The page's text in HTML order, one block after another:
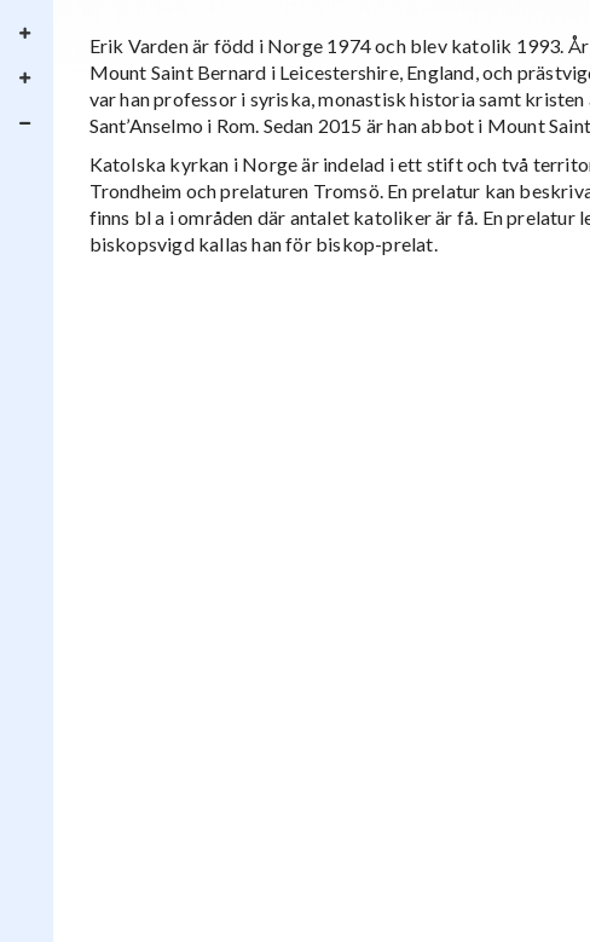
Erik Varden är född i Norge 1974 och blev katolik 1993.
Mount Saint Bernard i Leicestershire, England, och
var han professor i syriska, monastisk historia samt
Sant’Anselmo i Rom. Sedan 2015 är han abbot i Mount
Katolska kyrkan i Norge är indelad i ett stift och två
Trondheim och prelaturen Tromsö. En prelatur kan
finns bl a i områden där antalet katoliker är få. En prelatur
biskopsvigd kallas han för biskop-prelat.